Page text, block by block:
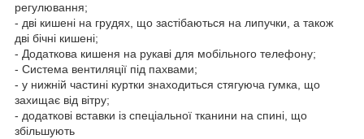
регулювання;
- дві кишені на грудях, що застібаються на липучки, а також
дві бічні кишені;
- Додаткова кишеня на рукаві для мобільного телефону;
- Система вентиляції під пахвами;
- у нижній частині куртки знаходиться стягуюча гумка, що
захищає від вітру;
- додаткові вставки із спеціальної тканини на спині, що
збільшують